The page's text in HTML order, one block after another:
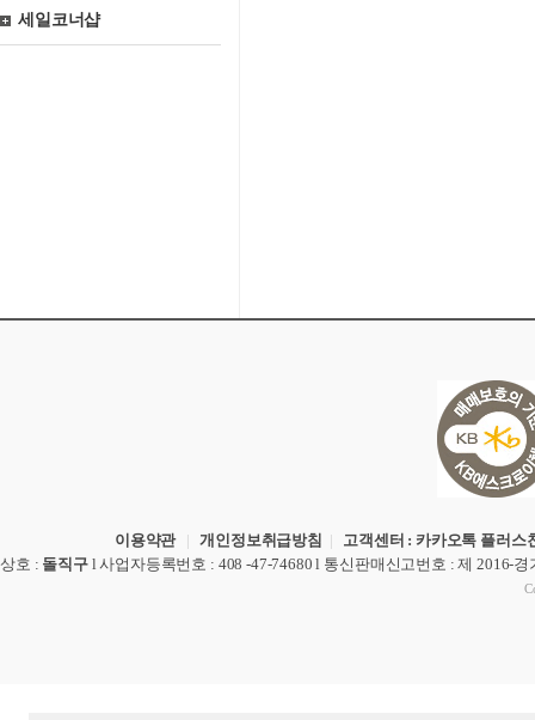
세일코너샵
이용약관 |개인정보취급방침 | 고객센터 : 카카오톡 플러스
상호 : 돌직구 l사업자등록번호 : 408 -47-74680 l 통신판매신고번호 : 제 2016-